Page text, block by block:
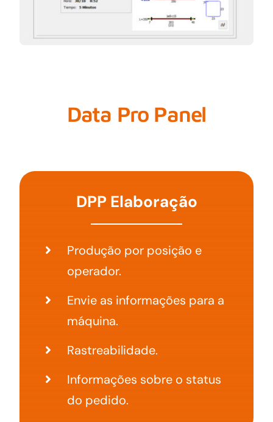
Data Pro Panel
DPP Elaboração
Produção por posição e
operador.
Envie as informações para a
máquina.
Rastreabilidade.
Informações sobre o status
do pedido.